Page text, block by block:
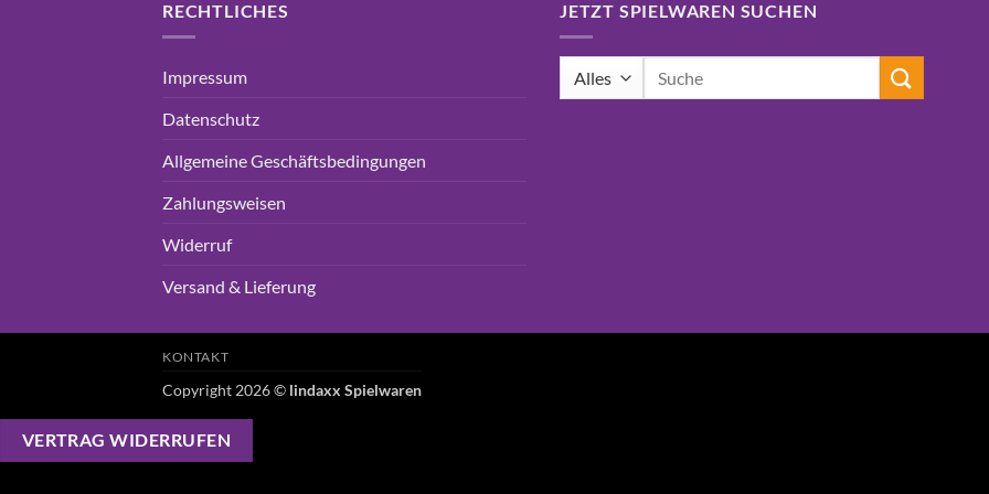
RECHTLICHES
Impressum
Datenschutz
Allgemeine Geschäftsbedingungen
Zahlungsweisen
Widerruf
Versand & Lieferung
JETZT SPIELWAREN SUCHEN
KONTAKT
Copyright 2026 © lindaxx Spielwaren
VERTRAG WIDERRUFEN